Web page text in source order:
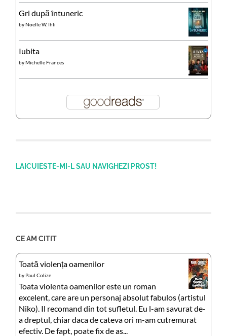
Gri după întuneric
byNoelle W. Ihli
Iubita
byMichelle Frances
LAICUIESTE-MI-L SAU NAVIGHEZI PROST!
CE AM CITIT
Toată violența oamenilor
by Paul Colize
Toata violenta oamenilor este un roman
excelent, care are un personaj absolut fabulos (artistul
Niko). Il recomand din tot sufletul. Eu l-am savurat de-
a dreptul, chiar daca de cateva ori m-am cutremurat
efectiv. De fapt, poate fix de as...